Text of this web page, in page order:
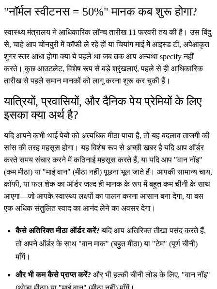
"नॉर्मल स्वीटनस = 50%" मानक कब शुरू होगा?
स्वास्थ्य मंत्रालय ने आधिकारिक लॉन्च तारीख 11 फरवरी तय की है। उस बिंदु
से, चाहे आप चोनबुरी में कॉफी ले रहे हों या चियांग माई में आइस्ड टी, अपेक्षाकृत
शुगर स्तर आधा होगा क्या ये पहले था जब तक आप अन्यथा specify नहीं
करते। कुछ आउटलेट, विशेष रूप से बड़े श्रृंखलाएं, पहले से ही आधिकारिक
तारीख से पहले समान मानकों को लागू करना शुरू कर चुकी हैं।
यात्रियों, प्रवासियों, और दैनिक पेय प्रेमियों के लिए
इसका क्या अर्थ है?
यदि आपने कभी थाई पेयों को अत्यधिक मीठा पाया है, तो यह बदलाव ताजगी की
सांस की तरह महसूस होगा। यह विशेष रूप से अच्छी खबर है यदि आप ऑर्डर
करते समय संचार करने में कठिनाई महसूस करते हैं, या यदि आप "वान नॉइ"
(कम मीठा) या "माई वान" (मीठा नहीं) पूछना भूल जाते हैं। आपकी सामान्य चाय,
कॉफी, या फल शेक का ऑर्डर जल्द ही मानक के रूप में बहुत कम चीनी के साथ
आएगा—जो आपके स्वास्थ्य लक्ष्यों का पालन करना आसान बना देगा, या बस
एक अधिक संतुलित स्वाद का आनंद लेने का अवसर देगा।
कैसे अतिरिक्त मीठा ऑर्डर करें? यदि आप अतिरिक्त तीखा पसंद करते हैं,
तो अपने ऑर्डर के साथ "वान माक" (बहुत मीठा) या "टेम" (पूर्ण चीनी)
माँगें।
और भी कम कैसे प्राप्त करें? और भी हल्की चीनी लोड के लिए, "वान नॉइ"